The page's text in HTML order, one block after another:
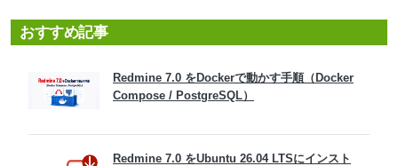
おすすめ記事
Redmine 7.0 をDockerで動かす手順（Docker
Compose / PostgreSQL）
Redmine 7.0 をUbuntu 26.04 LTSにインスト